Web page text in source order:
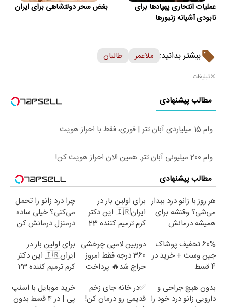
عملیات انتحاری پهپادها برای
نابودی آشیانه زنبورها
بغض سحر دولتشاهی برای ایران
بیشتر بدانید: ملاعمر طالبان
تبلیغات
مطالب پیشنهادی
وام 15 میلیاردی آبان تتر | فوری، فقط با احراز هویت
وام 200 میلیونی آبان تتر. همین الان احراز هویت کن!
مطالب پیشنهادی
هر روز با زانو درد بیدار
می‌شی؟ وقتشه برای
همیشه درمانش
برای اولین بار در
ایران🇮🇷 این دکتر
کرم ترمیم کننده 23
چرا درد زانو را تحمل
می‌کنی؟ خیلی ساده
درمنزل درمانش کن
60% تخفیف پوشاک
جین وست + خرید در
4 قسط
دوربین لامپی چرخشی
360 درجه فقط امروز
حراج شد🔥 پرداخت
برای اولین بار در
ایران🇮🇷 این دکتر
کرم ترمیم کننده 23
بدون هیچ جراحی و
دارویی زانو درد خود را
✅در خانه جای زخم
قدیمی رو درمان کن!
خرید موبایل با اسنپ
پی | در ۴ قسط بدون